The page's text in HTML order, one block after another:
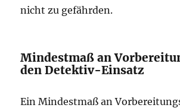
nicht zu gefährden.
Mindestmaß an
den Detektiv-Einsatz
Ein Mindestmaß an